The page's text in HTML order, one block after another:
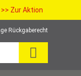
>> Zur Aktion
Rückgaberecht